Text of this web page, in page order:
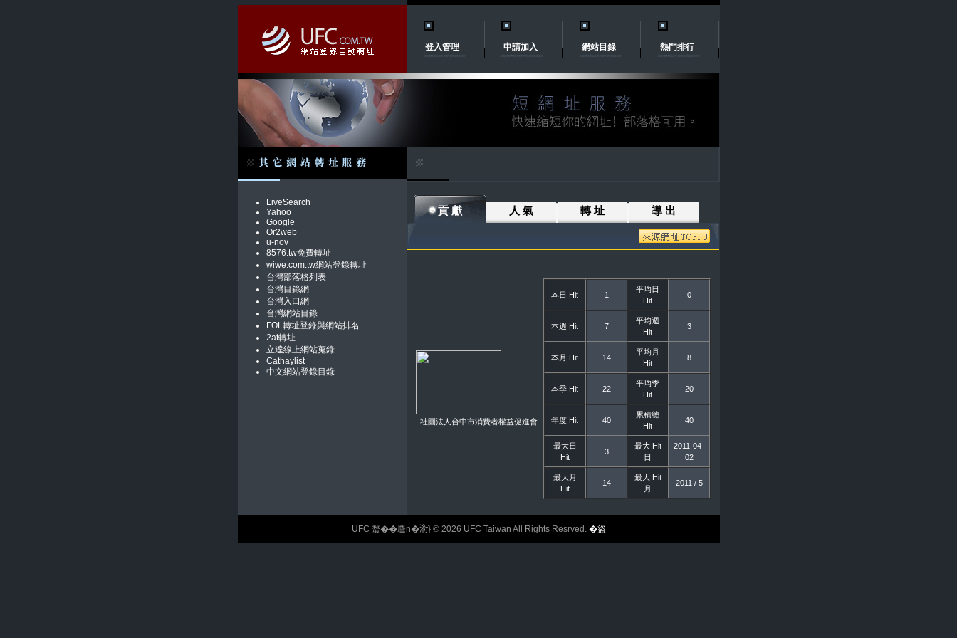
登入管理 申請加入 網站目錄 熱門排行
LiveSearch
Yahoo
Google
Or2web
u-nov
8576.tw免費轉址
wiwe.com.tw網站登錄轉址
台灣部落格列表
台灣目錄網
台灣入口網
台灣網站目錄
FOL轉址登錄與網站排名
2at轉址
立達線上網站蒐錄
Cathaylist
中文網站登錄目錄
貢 獻 人 氣 轉 址 導 出
社團法人台中市消費者權益促進會
本日 Hit 1
平均日
Hit
0
本週 Hit 7
平均週
Hit
3
本月 Hit 14
平均月
Hit
8
本季 Hit 22
平均季
Hit
20
年度 Hit 40
累積總
Hit
40
最大日
Hit
3
最大 Hit
日
2011-04-
02
最大月
Hit
14
最大 Hit
月
2011 / 5
UFC 蝥��麢n�𣶹} © 2026 UFC Taiwan All Rights Resrved. �盜